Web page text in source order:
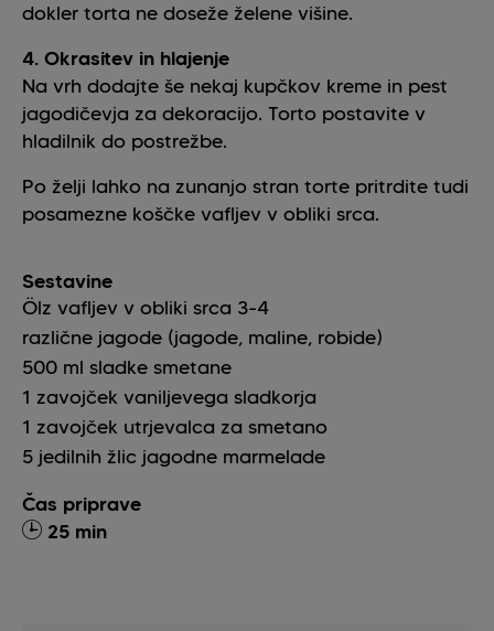
dokler torta ne doseže želene višine.
4. Okrasitev in hlajenje
Na vrh dodajte še nekaj kupčkov kreme in pest
jagodičevja za dekoracijo. Torto postavite v
hladilnik do postrežbe.
Po želji lahko na zunanjo stran torte pritrdite tudi
posamezne koščke vafljev v obliki srca.
Sestavine
Ölz vafljev v obliki srca 3-4
različne jagode (jagode, maline, robide)
500 ml sladke smetane
1 zavojček vaniljevega sladkorja
1 zavojček utrjevalca za smetano
5 jedilnih žlic jagodne marmelade
Čas priprave
25 min